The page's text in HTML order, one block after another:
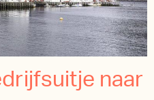
naar